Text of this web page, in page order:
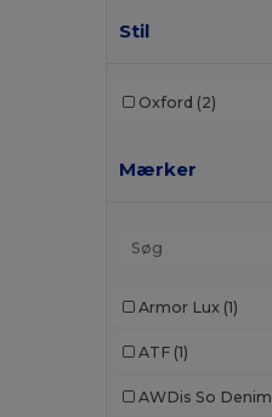
Stil
Oxford (2)
Mærker
Armor Lux (1)
ATF (1)
AWDis So Denim